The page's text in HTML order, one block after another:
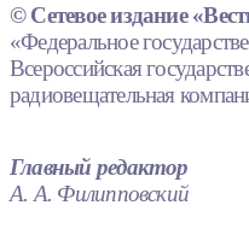
© Сетевое издание
«Федеральное
Всероссийская
радиовещательная
Главный редактор
А. А. Филипповский